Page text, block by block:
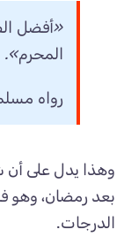
«أفضل
المحرم».
رواه
وهذا يدل على أن
بعد رمضان، وهو
الدرجات.